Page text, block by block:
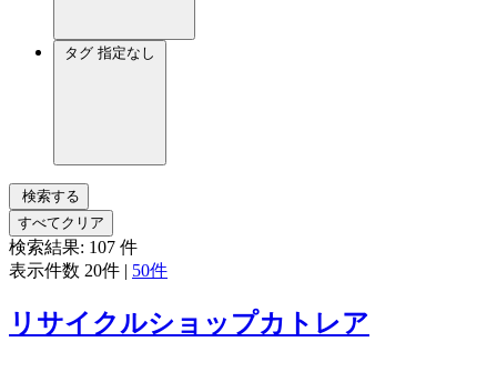
タグ 指定なし
検索する
すべてクリア
検索結果: 107 件
表示件数 20件 | 50件
リサイクルショップカトレア